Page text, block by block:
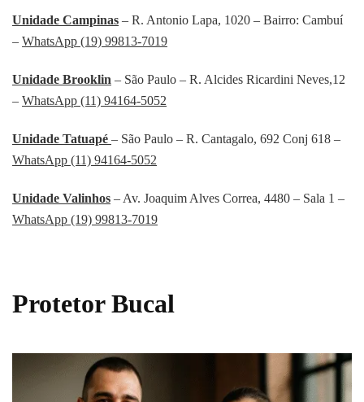
Unidade Campinas – R. Antonio Lapa, 1020 – Bairro: Cambuí
– WhatsApp (19) 99813-7019
Unidade Brooklin – São Paulo – R. Alcides Ricardini Neves,12
– WhatsApp (11) 94164-5052
Unidade Tatuapé – São Paulo – R. Cantagalo, 692 Conj 618 –
WhatsApp (11) 94164-5052
Unidade Valinhos – Av. Joaquim Alves Correa, 4480 – Sala 1 –
WhatsApp (19) 99813-7019
Protetor Bucal